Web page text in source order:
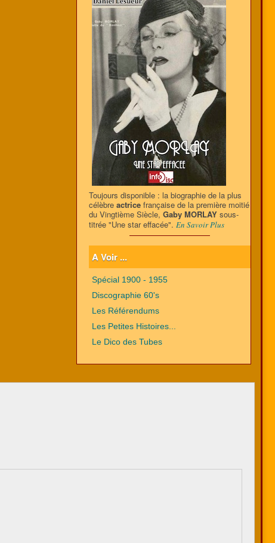
Toujours disponible : la biographie de la plus
célèbre actricefrançaise de la première moitié
du Vingtième Siècle, Gaby MORLAYsous-
titrée "Une star effacée". En Savoir Plus
A Voir ...
Spécial 1900 - 1955
Discographie 60's
Les Référendums
Les Petites Histoires...
Le Dico des Tubes